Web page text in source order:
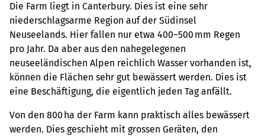
Die Farm liegt in Canterbury. Dies ist eine sehr
niederschlagsarme Region auf der Südinsel
Neuseelands. Hier fallen nur etwa 400–500 mm Regen
pro Jahr. Da aber aus den nahegelegenen
neuseeländischen Alpen reichlich Wasser vorhanden ist,
können die Flächen sehr gut bewässert werden. Dies ist
eine Beschäftigung, die eigentlich jeden Tag anfällt.
Von den 800 ha der Farm kann praktisch alles bewässert
werden. Dies geschieht mit grossen Geräten, den